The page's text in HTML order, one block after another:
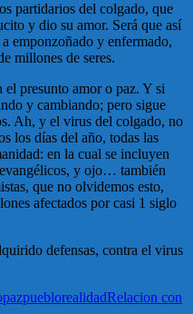
partidarios del colgado, que
y dio su amor. Será que así
emponzoñado y enfermado,
millones de seres.
presunto amor o paz. Y si
y cambiando; pero sigue
Ah, y el virus del colgado, no
los días del año, todas las
en la cual se incluyen
y ojo… también
que no olvidemos esto,
afectados por casi 1 siglo
defensas, contra el virus
pazpueblorealidadRelacion con